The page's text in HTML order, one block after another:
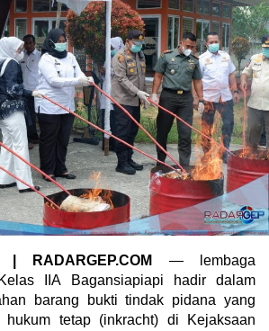
| RADARGEP.COM
— lembaga
IIA Bagansiapiapi hadir dalam
barang bukti tindak pidana yang
hukum tetap (inkracht) di Kejaksaan